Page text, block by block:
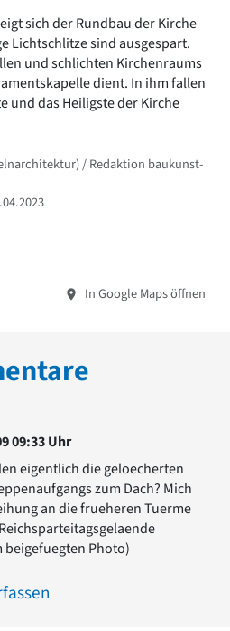
sich der Rundbau der Kirche
Lichtschlitze sind ausgespart.
und schlichten Kirchenraums
dient. In ihm fallen
und das Heiligste der Kirche
/ Redaktion baukunst-
In Google Maps öffnen
09:33 Uhr
eigentlich die geloecherten
zum Dach? Mich
an die frueheren Tuerme
beigefuegten Photo)